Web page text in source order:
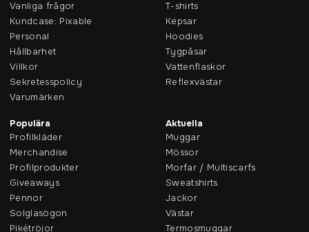
Vanliga frågor
Kundcase: Pixable
Personal
Hållbarhet
Villkor
Sekretesspolicy
Varumärken
T-shirts
Kepsar
Hoodies
Tygpåsar
Vattenflaskor
Reflexvästar
Populära
Profilkläder
Merchandise
Profilprodukter
Giveaways
Pennor
Solglasögon
Pikétröjor
Aktuella
Muggar
Mössor
Morfar / Multiscarfs
Sweatshirts
Jackor
Västar
Termosmuggar